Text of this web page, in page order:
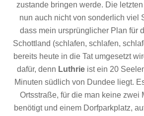
zustande bringen werde. Die
nun auch nicht von sonderlich viel
dass mein ursprünglicher Plan für
Schottland (schlafen, schlafen,
bereits heute in die Tat umgesetzt
dafür, denn Luthrie ist ein 20
Minuten südlich von Dundee liegt.
Ortsstraße, für die man keine zwei
benötigt und einem Dorfparkplatz,